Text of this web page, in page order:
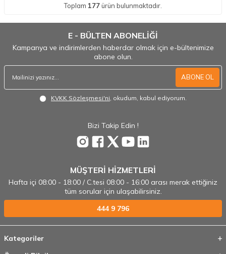
Toplam 177 ürün bulunmaktadır.
E - BÜLTEN ABONELİĞİ
Kampanya ve indirimlerden haberdar olmak için e-bültenimize
abone olun.
ABONE OL
KVKK Sözleşmesi'ni , okudum, kabul ediyorum.
Bizi Takip Edin !
MÜŞTERİ HİZMETLERİ
Hafta içi 08:00 - 18:00 / C.tesi 08:00 - 16:00 arası merak ettiğiniz
tüm sorular için ulaşabilirsiniz.
444 9 796
Kategoriler